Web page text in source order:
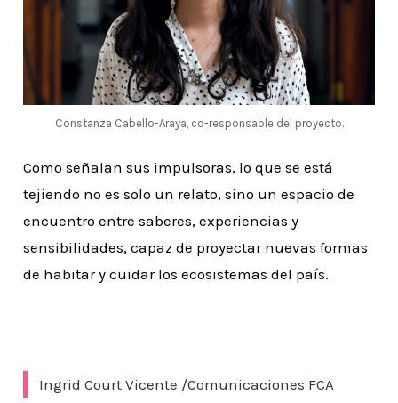
Constanza Cabello-Araya, co-responsable del proyecto.
Como señalan sus impulsoras, lo que se está
tejiendo no es solo un relato, sino un espacio de
encuentro entre saberes, experiencias y
sensibilidades, capaz de proyectar nuevas formas
de habitar y cuidar los ecosistemas del país.
Ingrid Court Vicente /Comunicaciones FCA